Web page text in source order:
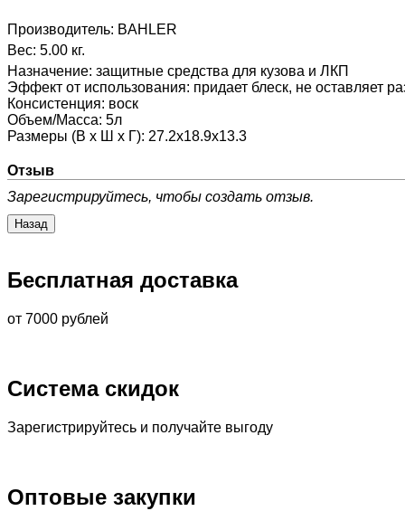
Производитель: BAHLER
Вес: 5.00 кг.
Назначение: защитные средства для кузова и ЛКП
Эффект от использования: придает блеск, не оставляет
Консистенция: воск
Объем/Масса: 5л
Размеры (В х Ш х Г): 27.2х18.9х13.3
Отзыв
Зарегистрируйтесь, чтобы создать отзыв.
Бесплатная доставка
от 7000 рублей
Система скидок
Зарегистрируйтесь и получайте выгоду
Оптовые закупки